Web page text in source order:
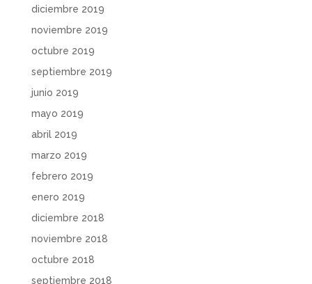
diciembre 2019
noviembre 2019
octubre 2019
septiembre 2019
junio 2019
mayo 2019
abril 2019
marzo 2019
febrero 2019
enero 2019
diciembre 2018
noviembre 2018
octubre 2018
septiembre 2018